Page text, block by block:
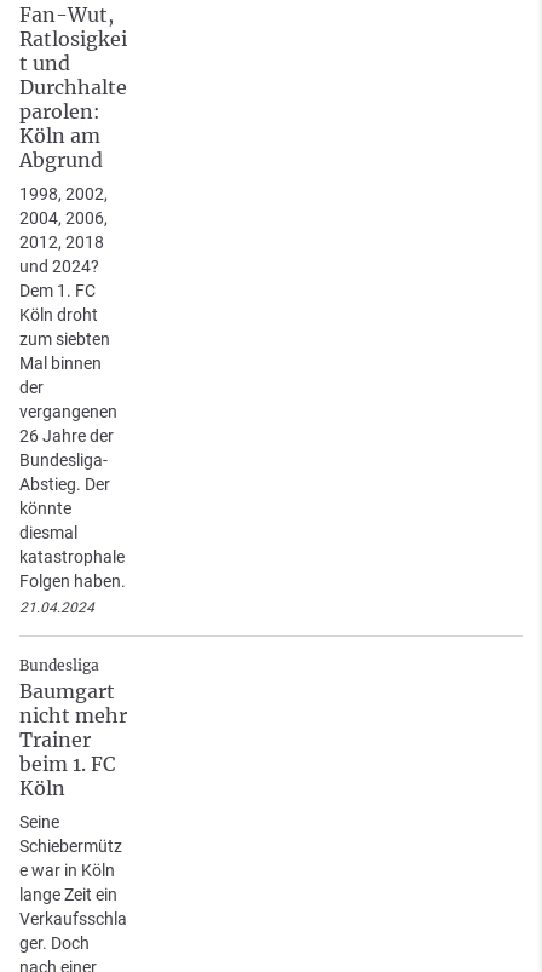
Fan-Wut,
Ratlosigkei
t und
Durchhalte
parolen:
Köln am
Abgrund
1998, 2002,
2004, 2006,
2012, 2018
und 2024?
Dem 1. FC
Köln droht
zum siebten
Mal binnen
der
vergangenen
26 Jahre der
Bundesliga-
Abstieg. Der
könnte
diesmal
katastrophale
Folgen haben.
21.04.2024
Bundesliga
Baumgart
nicht mehr
Trainer
beim 1. FC
Köln
Seine
Schiebermütz
e war in Köln
lange Zeit ein
Verkaufsschla
ger. Doch
nach einer